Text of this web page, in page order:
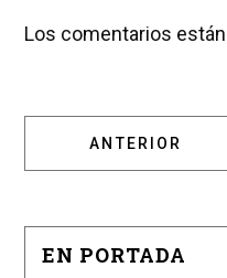
Los comentarios
ARTÍCULO
ANTERIOR
EN PORTADA